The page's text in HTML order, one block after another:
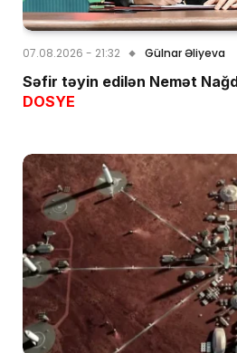
07.08.2026 - 21:32 Gülnar Əliyeva
Səfir təyin edilən Nemət
DOSYE